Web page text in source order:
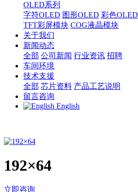
OLED系列
字符OLED 图形OLED 彩色OLED
TFT彩屏模块 COG液晶模块
关于我们
新闻动态
全部 公司新闻 行业资讯 招聘
车间环境
技术支援
全部 芯片资料 产品工艺说明
留言咨询
English
192×64
立即咨询